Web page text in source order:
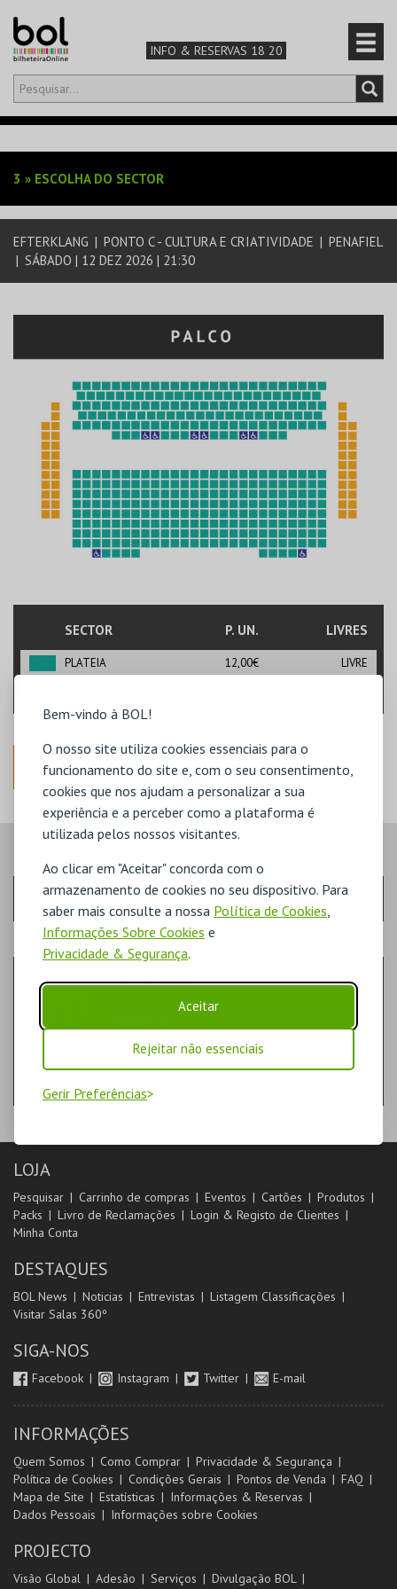
Bem-vindo à BOL!
O nosso site utiliza cookies essenciais para o
funcionamento do site e, com o seu consentimento,
cookies que nos ajudam a personalizar a sua
experiência e a perceber como a plataforma é
utilizada pelos nossos visitantes.
Ao clicar em "Aceitar" concorda com o
armazenamento de cookies no seu dispositivo. Para
saber mais consulte a nossa Política de Cookies,
Informações Sobre Cookies e
Privacidade & Segurança.
Aceitar
Rejeitar não essenciais
Gerir Preferências
INFO & RESERVAS 18 20
Olá,iniciar sessão
TEATRO & ARTE
MÚSICA & FESTIVAIS
DESPORTO & AVENTURA
3 » ESCOLHA DO SECTOR
EFTERKLANG | PONTO C - CULTURA E CRIATIVIDADE | PENAFIEL
| SÁBADO | 12 DEZ 2026 | 21:30
SECTOR P. UN. LIVRES
PLATEIA 12,00€
LIVRE
ANTERIOR
PASSO- SESSÃO
SÁBADO | 12 DEZ 2026 | 21:30
PASSO- EVENTO
LOJA
Pesquisar Carrinho de compras Eventos Cartões
Produtos
Packs
Livro de Reclamações
Login & Registo de Clientes
Minha Conta
DESTAQUES
BOL News Noticias Entrevistas
Listagem Classificações
Visitar Salas 360º
SIGA-NOS
Facebook Instagram Twitter E-mail
INFORMAÇÕES
Quem Somos Como Comprar
Privacidade & Segurança
Política de Cookies
Condições Gerais Pontos de Venda
FAQ
Mapa de Site
Estatísticas
Informações & Reservas
Dados Pessoais
Informações sobre Cookies
PROJECTO
Visão Global Adesão Serviços
Divulgação BOL